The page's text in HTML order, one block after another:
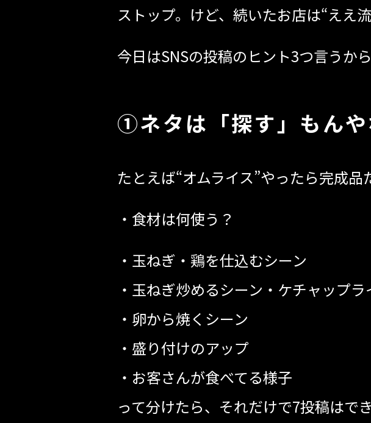
ストップ。けど、続いたお店は“ええ
今日はSNSの投稿のヒント3つ言うか
①ネタは「探す」もん
たとえば“オムライス”やったら完成
・食材は何使う？
・玉ねぎ・鶏を仕込むシーン
・玉ねぎ炒めるシーン・ケチャップ
・卵から焼くシーン
・盛り付けのアップ
・お客さんが食べてる様子
って分けたら、それだけで7投稿はで